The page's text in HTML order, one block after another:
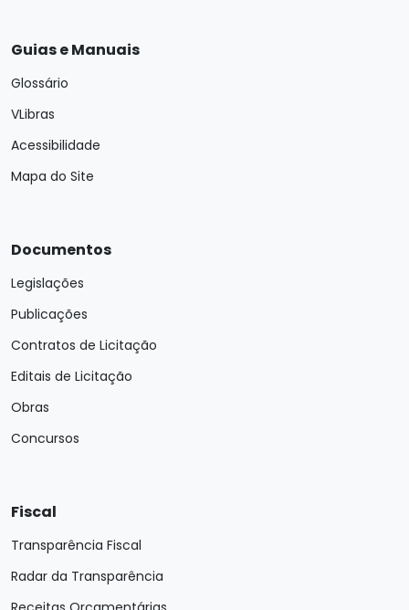
Guias e Manuais
Glossário
VLibras
Acessibilidade
Mapa do Site
Documentos
Legislações
Publicações
Contratos de Licitação
Editais de Licitação
Obras
Concursos
Fiscal
Transparência Fiscal
Radar da Transparência